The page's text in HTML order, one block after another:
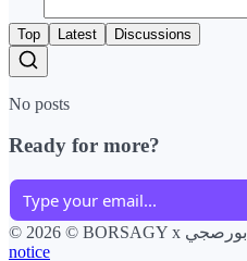
Top Latest Discussions
No posts
Ready for more?
© 2026 © BORSAGY x بورصجي
notice